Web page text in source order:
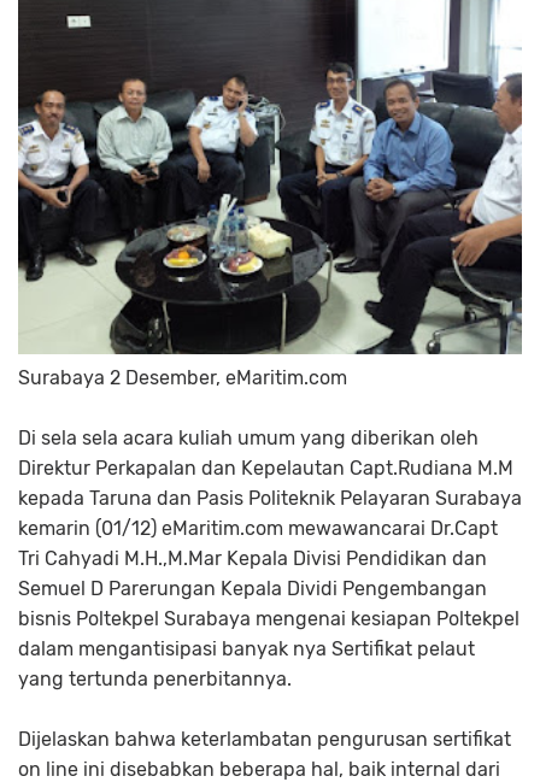
Surabaya 2 Desember, eMaritim.com
Di sela sela acara kuliah umum yang diberikan oleh
Direktur Perkapalan dan Kepelautan Capt.Rudiana M.M
kepada Taruna dan Pasis Politeknik Pelayaran Surabaya
kemarin (01/12) eMaritim.com mewawancarai Dr.Capt
Tri Cahyadi M.H.,M.Mar Kepala Divisi Pendidikan dan
Semuel D Parerungan Kepala Dividi Pengembangan
bisnis Poltekpel Surabaya mengenai kesiapan Poltekpel
dalam mengantisipasi banyak nya Sertifikat pelaut
yang tertunda penerbitannya.
Dijelaskan bahwa keterlambatan pengurusan sertifikat
on line ini disebabkan beberapa hal, baik internal dari